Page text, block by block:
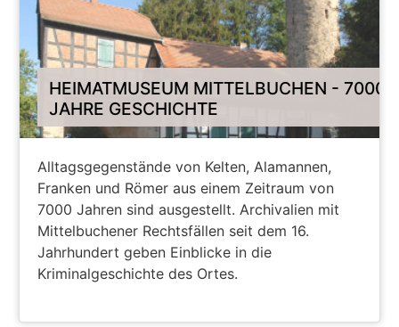
HEIMATMUSEUM MITTELBUCHEN - 7000
JAHRE GESCHICHTE
Alltagsgegenstände von Kelten, Alamannen,
Franken und Römer aus einem Zeitraum von
7000 Jahren sind ausgestellt. Archivalien mit
Mittelbuchener Rechtsfällen seit dem 16.
Jahrhundert geben Einblicke in die
Kriminalgeschichte des Ortes.